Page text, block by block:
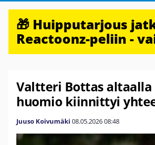
🎁 Huipputarjous
Reactoonz-peliin -
Valtteri Bottas
huomio kiinnittyi
Juuso Koivumäki 08.05.202608:48